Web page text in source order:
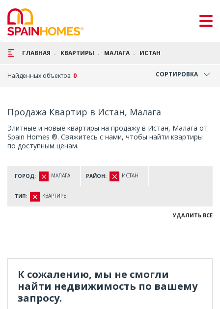
ГЛАВНАЯ КВАРТИРЫ МАЛАГА ИСТАН
СОРТИРОВКА
Найденных объектов: 0
Продажа Квартир в Истан, Малага
Элитные и новые квартиры на продажу в Истан, Малага от
Spain Homes ®. Свяжитесь с нами, чтобы найти квартиры
по доступным ценам.
ГОРОД: МАЛАГА РАЙОН: ИСТАН
ТИП: КВАРТИРЫ
УДАЛИТЬ ВСЕ
К сожалению, мы не смогли
найти недвижимость по вашему
запросу.